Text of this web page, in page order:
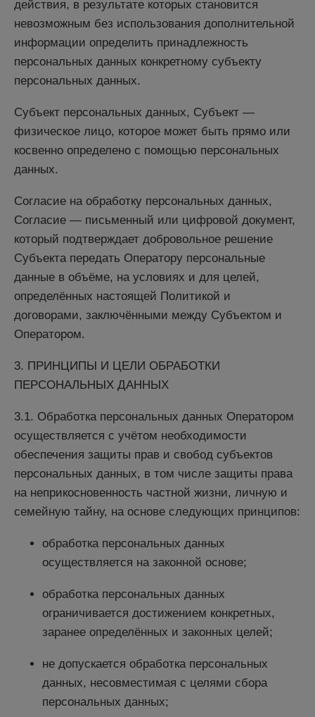
действия, в результате которых становится
невозможным без использования дополнительной
информации определить принадлежность
персональных данных конкретному субъекту
персональных данных.
Субъект персональных данных, Субъект —
физическое лицо, которое может быть прямо или
косвенно определено с помощью персональных
данных.
Согласие на обработку персональных данных,
Согласие — письменный или цифровой документ,
который подтверждает добровольное решение
Субъекта передать Оператору персональные
данные в объёме, на условиях и для целей,
определённых настоящей Политикой и
договорами, заключёнными между Субъектом и
Оператором.
3. ПРИНЦИПЫ И ЦЕЛИ ОБРАБОТКИ
ПЕРСОНАЛЬНЫХ ДАННЫХ
3.1. Обработка персональных данных Оператором
осуществляется с учётом необходимости
обеспечения защиты прав и свобод субъектов
персональных данных, в том числе защиты права
на неприкосновенность частной жизни, личную и
семейную тайну, на основе следующих принципов:
обработка персональных данных
осуществляется на законной основе;
обработка персональных данных
ограничивается достижением конкретных,
заранее определённых и законных целей;
не допускается обработка персональных
данных, несовместимая с целями сбора
персональных данных;